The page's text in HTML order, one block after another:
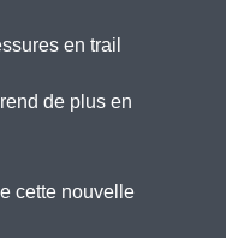
en trail
de plus en
cette nouvelle